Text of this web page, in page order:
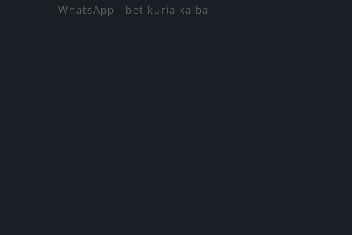
WhatsApp - bet kuria kalba